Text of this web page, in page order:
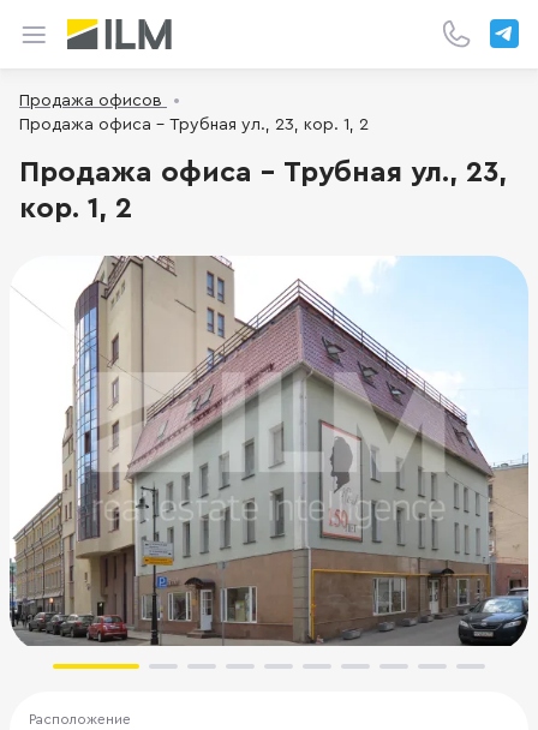
Продажа офисов
Продажа офиса - Трубная ул., 23, кор. 1, 2
Продажа офиса - Трубная ул., 23,
кор. 1, 2
Расположение